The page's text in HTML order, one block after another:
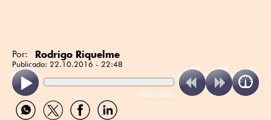
Por: Rodrigo Riquelme
Publicado: 22.10.2016 - 22:48
ReadSpeaker
Compartir
por
Compartir
por
Compartir
por
Compartir
por